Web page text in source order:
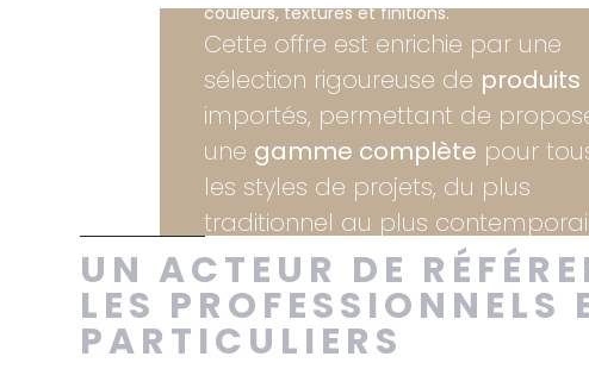
couleurs, textures et finitions.
Cette offre est enrichie par une
sélection rigoureuse de produits
importés, permettant de
une gamme complète pour
les styles de projets, du plus
traditionnel au plus
UN ACTEUR DE
LES PROFESSIONNELS
PARTICULIERS